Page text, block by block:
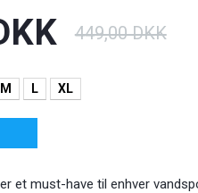
449,00 DKK
M L XL
et must-have til enhver